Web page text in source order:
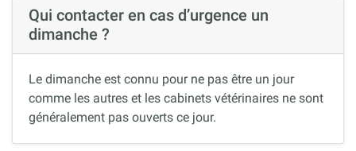
Qui contacter en cas d’urgence un
dimanche ?
Le dimanche est connu pour ne pas être un jour
comme les autres et les cabinets vétérinaires ne sont
généralement pas ouverts ce jour.